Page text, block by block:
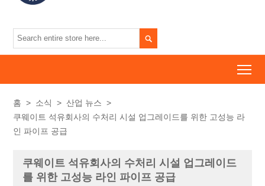

홈 > 소식 > 산업 뉴스 >
쿠웨이트 석유회사의 수처리 시설 업그레이드를 위한 고성능 라
인 파이프 공급
쿠웨이트 석유회사의 수처리 시설 업그레이드
를 위한 고성능 라인 파이프 공급